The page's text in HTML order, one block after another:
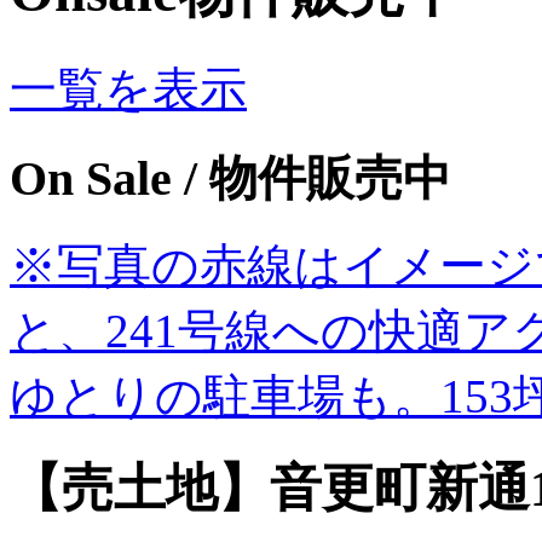
一覧を表示
On Sale / 物件販売中
※写真の赤線はイメー
と、241号線への快適ア
ゆとりの駐車場も。
【売土地】音更町新